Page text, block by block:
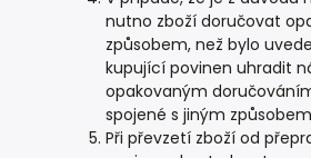
nutno zboží doručovat
způsobem, než bylo
kupující povinen uhradit
opakovaným
spojené s jiným
Při převzetí zboží od